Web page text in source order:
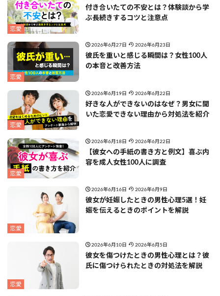
恋愛
付き合いたての不安とは？体験談から学
ぶ長続きするコツと注意点
恋愛
2026年6月27日 2026年6月23日
彼氏を重いと感じる瞬間は？女性100人
の本音と改善方法
恋愛
2026年6月19日 2026年6月22日
好きな人ができないのはなぜ？男女に聞
いた恋愛できない理由から対処法を紹介
恋愛
2026年6月18日 2026年6月22日
【彼女への手紙の書き方と例文】喜ぶ内
容を成人女性100人に調査
恋愛
2026年6月16日 2026年6月9日
彼女が妊娠したときの男性心理5選！妊
娠を伝えるときのポイントを解説
恋愛
2026年6月10日 2026年6月5日
彼女を傷つけたときの男性心理とは？彼
氏に傷つけられたときの対処法を解説